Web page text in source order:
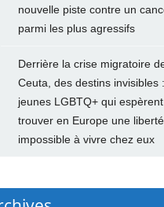
nouvelle piste contre un
parmi les plus agressifs
Derrière la crise migratoire
Ceuta, des destins invisibles
jeunes LGBTQ+ qui espèrent
trouver en Europe une liberté
impossible à vivre chez eux